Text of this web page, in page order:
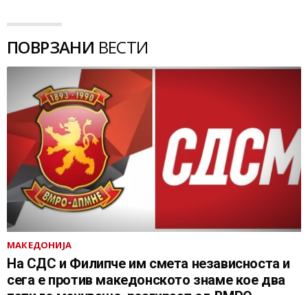
ПОВРЗАНИ ВЕСТИ
МАКЕДОНИЈА
На СДС и Филипче им смета независноста и
сега е против македонското знаме кое два